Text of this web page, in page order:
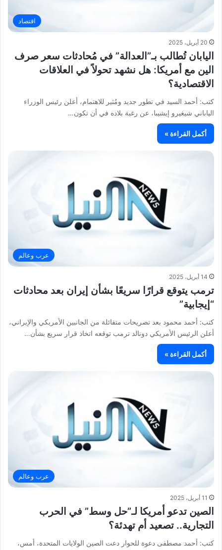
اقتصاد
20 أبريل، 2025
اليابان تُطالب بـ”العدالة” في مُحادثات سعر صرف
الين مع أمريكا: هل نشهد تحولاً في العلاقات
الاقتصادية؟
كتب: أحمد السيد في تطور جديد ومُثير للاهتمام، أعلن رئيس الوزراء
الياباني شيغيرو إيشيبا، عن رغبة بلاده في أن تكون…
أكمل القراءة »
عرب وعالم
14 أبريل، 2025
ترمب يتوقع قرارًا سريعًا بشأن إيران بعد محادثات
“إيجابية”
كتب: أحمد محمود بعد تصريحات متفائلة من الجانبين الأمريكي والإيراني،
أعلن الرئيس الأمريكي دونالد ترمب توقعه اتخاذ قرار سريع بشأن…
أكمل القراءة »
عرب وعالم
11 أبريل، 2025
الصين تدعو أمريكا لـ”حل وسط” في الحرب
التجارية.. تصعيد أم تهدئة؟
كتب: أحمد مصطفى دعوة للحوار دعت الصين الولايات المتحدة، أمس،